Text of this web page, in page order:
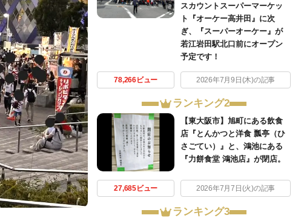
スカウントスーパーマーケッ
ト『オーケー高井田』に次
ぎ、『スーパーオーケー』が
若江岩田駅北口前にオープン
予定です！
78,266ビュー 2026年7月9日(木)の記事
ランキング2
【東大阪市】旭町にある飲食
店『とんかつと洋食 瓢亭（ひ
さごてい）』と、鴻池にある
『力餅食堂 鴻池店』が閉店。
27,685ビュー 2026年7月7日(火)の記事
ランキング3